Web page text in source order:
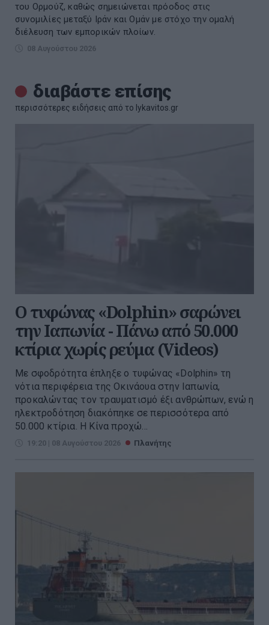
του Ορμούζ, καθώς σημειώνεται πρόοδος στις
συνομιλίες μεταξύ Ιράν και Ομάν με στόχο την ομαλή
διέλευση των εμπορικών πλοίων.
08 Αυγούστου 2026
διαβάστε επίσης
περισσότερες ειδήσεις από το lykavitos.gr
Ο τυφώνας «Dolphin» σαρώνει
την Ιαπωνία - Πάνω από 50.000
κτίρια χωρίς ρεύμα (Videos)
Με σφοδρότητα έπληξε ο τυφώνας «Dolphin» τη
νότια περιφέρεια της Οκινάουα στην Ιαπωνία,
προκαλώντας τον τραυματισμό έξι ανθρώπων, ενώ η
ηλεκτροδότηση διακόπηκε σε περισσότερα από
50.000 κτίρια. Η Κίνα προχώ...
19:20 | 08 Αυγούστου 2026 Πλανήτης